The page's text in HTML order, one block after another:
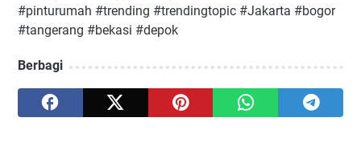
#pinturumah #trending #trendingtopic #Jakarta #bogor
#tangerang #bekasi #depok
Berbagi